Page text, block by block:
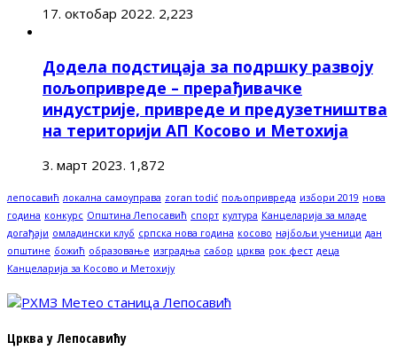
17. октобар 2022. 2,223
Додела подстицаја за подршку развоју
пољопривреде – прерађивачке
индустрије, привреде и предузетништва
на територији АП Косово и Метохија
3. март 2023. 1,872
лепосавић локална самоуправа zoran todić пољопривреда избори 2019 нова
година конкурс Општина Лепосавић спорт култура Канцеларија за младе
догађаји омладински клуб српска нова година косово најбољи ученици дан
општине божић образовање изградња сабор црква рок фест деца
Канцеларија за Косово и Метохију
Црква у Лепосавићу